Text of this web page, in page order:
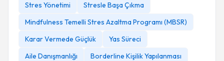
Stres Yönetimi
Stresle Başa Çıkma
Mindfulness Temelli Stres Azaltma Programı (MBSR)
Karar Vermede Güçlük
Yas Süreci
Aile Danışmanlığı
Borderline Kişilik Yapılanması